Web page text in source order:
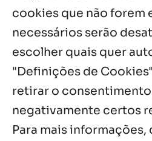
cookies que não forem
necessários serão
escolher quais quer
"Definições de
retirar o
negativamente certos
Para mais informações,
Notícias por